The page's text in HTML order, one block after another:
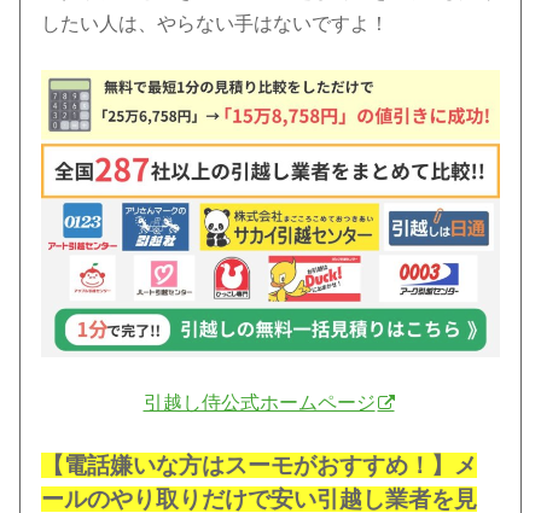
したい人は、やらない手はないですよ！
引越し侍公式ホームページ
【電話嫌いな方はスーモがおすすめ！】メ
ールのやり取りだけで安い引越し業者を見